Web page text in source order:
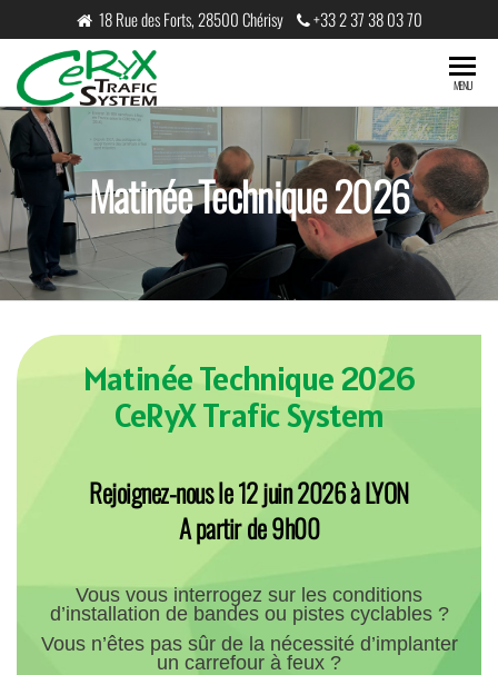
18 Rue des Forts, 28500 Chérisy +33 2 37 38 03 70
Trafic
System
MENU
Matinée Technique 2026
Matinée Technique2026
CeRyX Trafic System
Rejoignez-nous le 12 juin 2026 à LYON
A partir de 9h00
Vous vous interrogez sur les conditions
d’installation de bandes ou pistes cyclables ?
Vous n’êtes pas sûr de la nécessité d’implanter
un carrefour à feux ?